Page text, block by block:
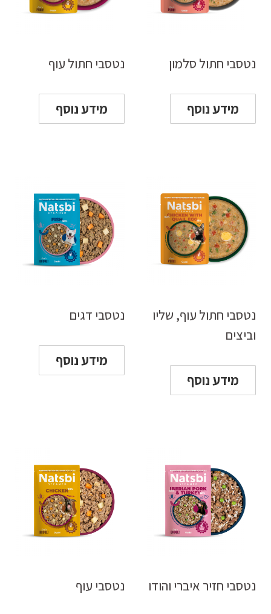
נטסבי חתול סלמון
מידע נוסף
נטסבי חתול עוף
מידע נוסף
נטסבי חתול עוף, שליו
וביצים
מידע נוסף
נטסבי דגים
מידע נוסף
נטסבי חזיר איברי והודו נטסבי עוף